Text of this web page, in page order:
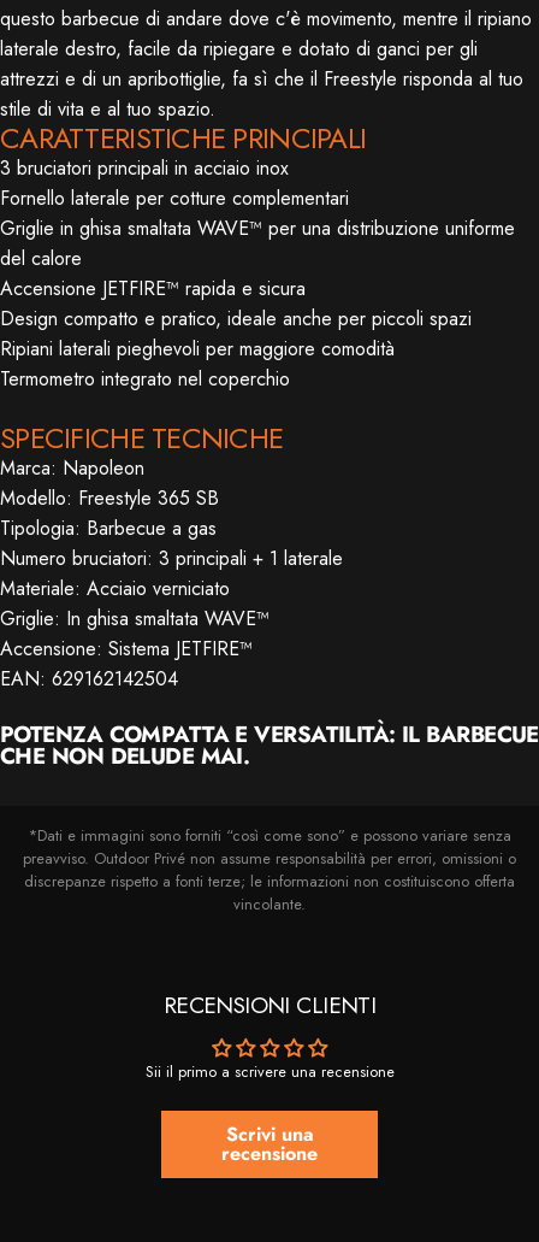
questo barbecue di andare dove c'è movimento, mentre il ripiano
laterale destro, facile da ripiegare e dotato di ganci per gli
attrezzi e di un apribottiglie, fa sì che il Freestyle risponda al tuo
stile di vita e al tuo spazio.
CARATTERISTICHE PRINCIPALI
3 bruciatori principali in acciaio inox
Fornello laterale per cotture complementari
Griglie in ghisa smaltata WAVE™ per una distribuzione uniforme
del calore
Accensione JETFIRE™ rapida e sicura
Design compatto e pratico, ideale anche per piccoli spazi
Ripiani laterali pieghevoli per maggiore comodità
Termometro integrato nel coperchio
SPECIFICHE TECNICHE
Marca: Napoleon
Modello: Freestyle 365 SB
Tipologia: Barbecue a gas
Numero bruciatori: 3 principali + 1 laterale
Materiale: Acciaio verniciato
Griglie: In ghisa smaltata WAVE™
Accensione: Sistema JETFIRE™
EAN: 629162142504
POTENZA COMPATTA E VERSATILITÀ: IL BARBECUE
CHE NON DELUDE MAI.
*Dati e immagini sono forniti “così come sono” e possono variare senza
preavviso. Outdoor Privé non assume responsabilità per errori, omissioni o
discrepanze rispetto a fonti terze; le informazioni non costituiscono offerta
vincolante.
RECENSIONI CLIENTI
Sii il primo a scrivere una recensione
Scrivi una
recensione